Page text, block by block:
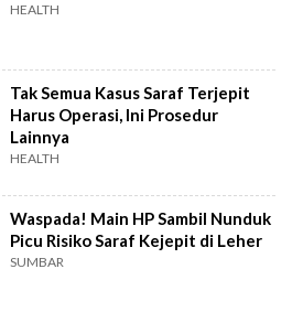
HEALTH
Tak Semua Kasus Saraf Terjepit
Harus Operasi, Ini Prosedur
Lainnya
HEALTH
Waspada! Main HP Sambil Nunduk
Picu Risiko Saraf Kejepit di Leher
SUMBAR